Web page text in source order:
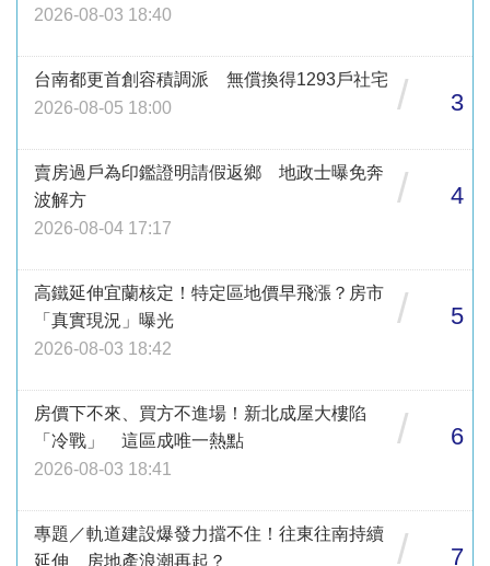
2026-08-03 18:40
台南都更首創容積調派 無償換得1293戶社宅
2026-08-05 18:00
/ 3
賣房過戶為印鑑證明請假返鄉 地政士曝免奔
波解方
2026-08-04 17:17
/ 4
高鐵延伸宜蘭核定！特定區地價早飛漲？房市
「真實現況」曝光
2026-08-03 18:42
/ 5
房價下不來、買方不進場！新北成屋大樓陷
「冷戰」 這區成唯一熱點
2026-08-03 18:41
/ 6
專題／軌道建設爆發力擋不住！往東往南持續
延伸 房地產浪潮再起？
/ 7